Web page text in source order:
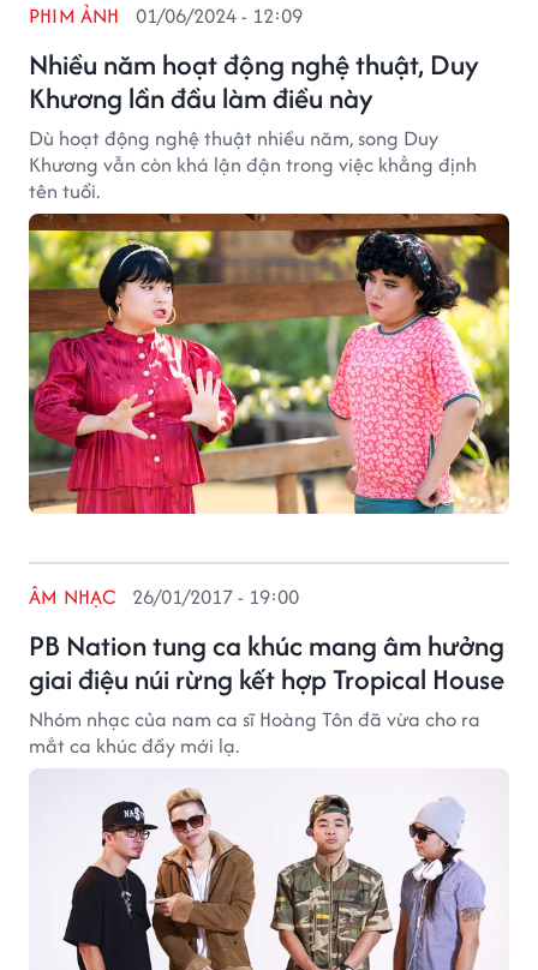
Nhiều năm hoạt động nghệ thuật, Duy
Khương lần đầu làm điều này
PHIM ẢNH 01/06/2024 - 12:09
Dù hoạt động nghệ thuật nhiều năm, song Duy
Khương vẫn còn khá lận đận trong việc khẳng định
tên tuổi.
PB Nation tung ca khúc mang âm hưởng
giai điệu núi rừng kết hợp Tropical House
ÂM NHẠC 26/01/2017 - 19:00
Nhóm nhạc của nam ca sĩ Hoàng Tôn đã vừa cho ra
mắt ca khúc đầy mới lạ.